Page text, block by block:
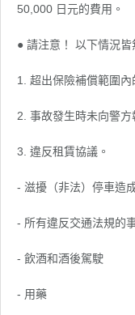
50,000 日元的費用。
● 請注意！ 以下情況皆
1. 超出保險補償範圍內
2. 事故發生時未向警
3. 違反租賃協議。
- 滋擾（非法）停車造
- 所有違反交通法規的
- 飲酒和酒後駕駛
- 用藥